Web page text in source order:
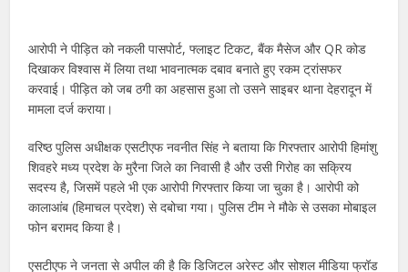
आरोपी ने पीड़ित को नकली पासपोर्ट, फ्लाइट टिकट, बैंक मैसेज और QR कोड
दिखाकर विश्वास में लिया तथा भावनात्मक दबाव बनाते हुए रकम ट्रांसफर
करवाई। पीड़ित को जब ठगी का अहसास हुआ तो उसने साइबर थाना देहरादून में
मामला दर्ज कराया।
वरिष्ठ पुलिस अधीक्षक एसटीएफ नवनीत सिंह ने बताया कि गिरफ्तार आरोपी हिमांशु
शिवहरे मध्य प्रदेश के मुरैना जिले का निवासी है और उसी गिरोह का सक्रिय
सदस्य है, जिसमें पहले भी एक आरोपी गिरफ्तार किया जा चुका है। आरोपी को
कालाआंब (हिमाचल प्रदेश) से दबोचा गया। पुलिस टीम ने मौके से उसका मोबाइल
फोन बरामद किया है।
एसटीएफ ने जनता से अपील की है कि डिजिटल अरेस्ट और सोशल मीडिया फ्रॉड